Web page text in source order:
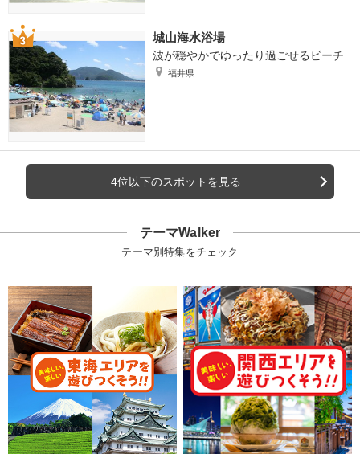
城山海水浴場
波が穏やかでゆったり過ごせるビーチ
福井県
4位以下のスポットを見る
テーマWalker
テーマ別特集をチェック